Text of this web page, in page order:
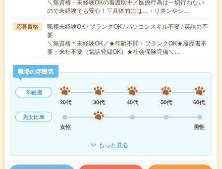
＼無資格・未経験OKの看護助手／医療行為は一切行わない
ので未経験でも安心！▽具体的には…・リネンやシ…
応募資格
職種未経験OK / ブランクOK / パソコンスキル不要 / 英語力不
要
＼無資格＊未経験OK／★年齢不問・ブランクOK★履歴書不
要・来社不要（電話登録OK）★社会保険完備＼…
職場の雰囲気
年齢層
20代
30代 40代 50代
60代
男女比率
女性
男性
もっと見る